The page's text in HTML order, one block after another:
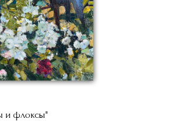
и флоксы"